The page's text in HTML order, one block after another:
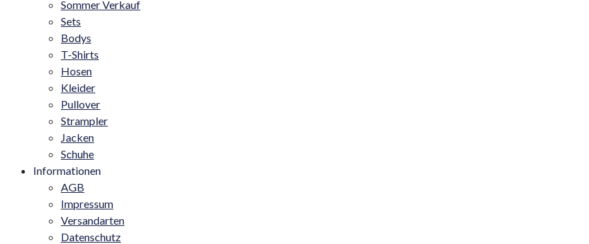
Sommer Verkauf
Sets
Bodys
T-Shirts
Hosen
Kleider
Pullover
Strampler
Jacken
Schuhe
Informationen
AGB
Impressum
Versandarten
Datenschutz